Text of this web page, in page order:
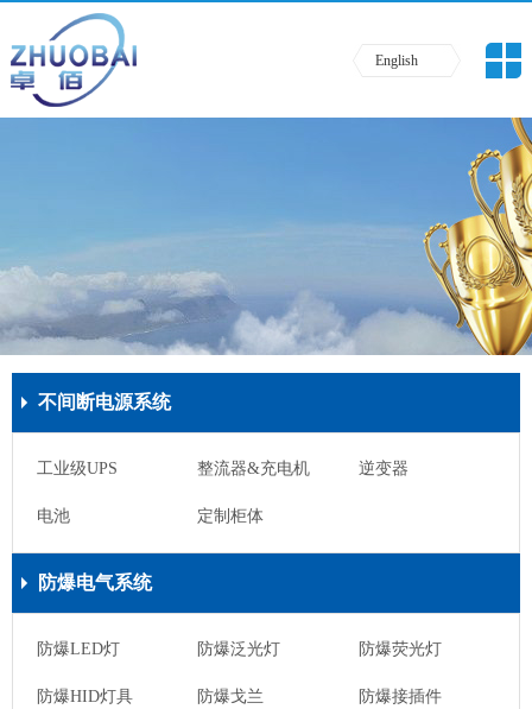
English
不间断电源系统
工业级UPS 整流器&充电机 逆变器
电池 定制柜体
防爆电气系统
防爆LED灯 防爆泛光灯 防爆荧光灯
防爆HID灯具 防爆戈兰 防爆接插件